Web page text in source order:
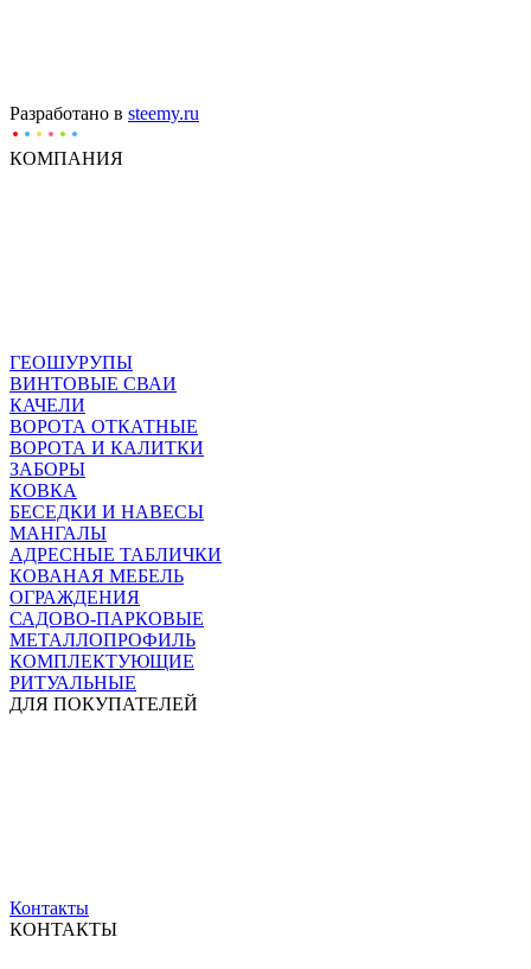
Разработано в steemy.ru
КОМПАНИЯ
ГЕОШУРУПЫ
ВИНТОВЫЕ СВАИ
КАЧЕЛИ
ВОРОТА ОТКАТНЫЕ
ВОРОТА И КАЛИТКИ
ЗАБОРЫ
КОВКА
БЕСЕДКИ И НАВЕСЫ
МАНГАЛЫ
АДРЕСНЫЕ ТАБЛИЧКИ
КОВАНАЯ МЕБЕЛЬ
ОГРАЖДЕНИЯ
САДОВО-ПАРКОВЫЕ
МЕТАЛЛОПРОФИЛЬ
КОМПЛЕКТУЮЩИЕ
РИТУАЛЬНЫЕ
ДЛЯ ПОКУПАТЕЛЕЙ
Контакты
КОНТАКТЫ